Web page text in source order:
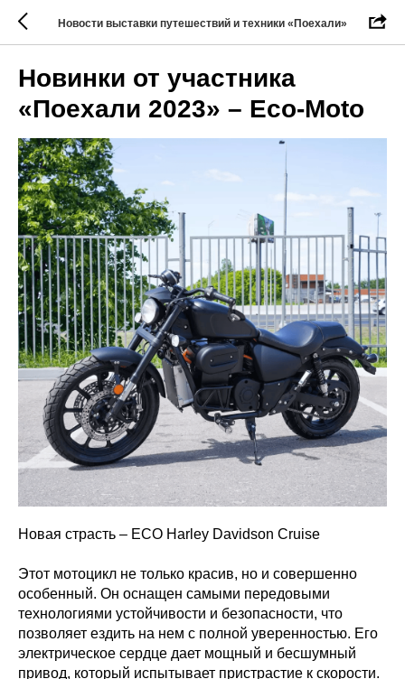
Новости выставки путешествий и техники «Поехали»
Новинки от участника
«Поехали 2023» – Eco-Moto
Новая страсть – ECO Harley Davidson Cruise
Этот мотоцикл не только красив, но и совершенно
особенный. Он оснащен самыми передовыми
технологиями устойчивости и безопасности, что
позволяет ездить на нем с полной уверенностью. Его
электрическое сердце дает мощный и бесшумный
привод, который испытывает пристрастие к скорости.